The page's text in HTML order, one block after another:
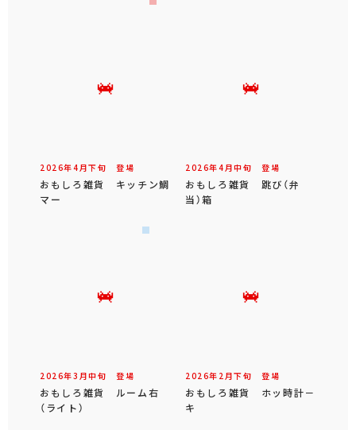
2026年4 月下旬 登場
おもしろ雑貨 キッチン鯛
マー
2026年4 月中旬 登場
おもしろ雑貨 跳び（弁
当）箱
2026年3 月中旬 登場
おもしろ雑貨 ルーム右
（ライト）
2026年 2 月下旬 登場
おもしろ雑貨 ホッ時計－
キ